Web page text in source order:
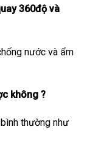
360độ và
nước và ẩm
không ?
thường như